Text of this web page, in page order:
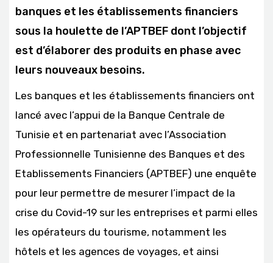
banques et les établissements financiers
sous la houlette de l’APTBEF dont l’objectif
est d’élaborer des produits en phase avec
leurs nouveaux besoins.
Les banques et les établissements financiers ont
lancé avec l’appui de la Banque Centrale de
Tunisie et en partenariat avec l’Association
Professionnelle Tunisienne des Banques et des
Etablissements Financiers (APTBEF) une enquête
pour leur permettre de mesurer l’impact de la
crise du Covid-19 sur les entreprises et parmi elles
les opérateurs du tourisme, notamment les
hôtels et les agences de voyages, et ainsi